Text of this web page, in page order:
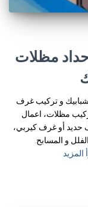
حداد كيفان 56585569 حداد مظلات
و تركيب غرف
مظلات، اعمال
حديد أو غرف كيربي،
و المسابح.
المزيد